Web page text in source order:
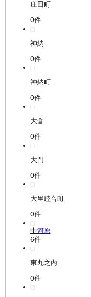
庄田町
0件
神納
0件
神納町
0件
大倉
0件
大門
0件
大里睦合町
0件
中河原
6件
東丸之内
0件